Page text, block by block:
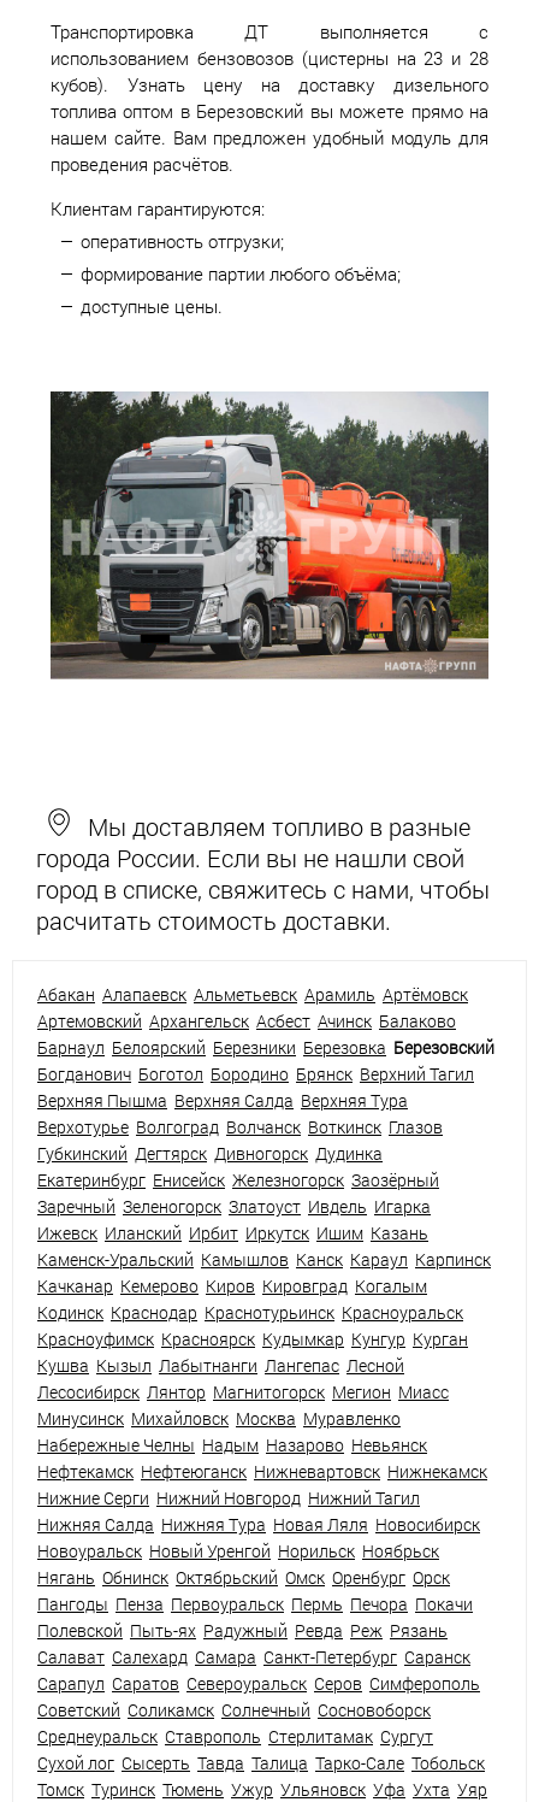
Транспортировка ДТ выполняется с
использованием бензовозов (цистерны на 23 и 28
кубов). Узнать цену на доставку дизельного
топлива оптом в Березовский вы можете прямо на
нашем сайте. Вам предложен удобный модуль для
проведения расчётов.
Клиентам гарантируются:
оперативность отгрузки;
формирование партии любого объёма;
доступные цены.
Мы доставляем топливо в разные
города России. Если вы не нашли свой
город в списке, свяжитесь с нами, чтобы
расчитать стоимость доставки.
Абакан Алапаевск Альметьевск Арамиль Артёмовск
Артемовский Архангельск Асбест Ачинск Балаково
Барнаул Белоярский Березники Березовка Березовский
Богданович Боготол Бородино Брянск Верхний Тагил
Верхняя Пышма Верхняя Салда Верхняя Тура
Верхотурье Волгоград Волчанск Воткинск Глазов
Губкинский Дегтярск Дивногорск Дудинка
Екатеринбург Енисейск Железногорск Заозёрный
Заречный Зеленогорск Златоуст Ивдель Игарка
Ижевск Иланский Ирбит Иркутск Ишим Казань
Каменск-Уральский Камышлов Канск Караул Карпинск
Качканар Кемерово Киров Кировград Когалым
Кодинск Краснодар Краснотурьинск Красноуральск
Красноуфимск Красноярск Кудымкар Кунгур Курган
Кушва Кызыл Лабытнанги Лангепас Лесной
Лесосибирск Лянтор Магнитогорск Мегион Миасс
Минусинск Михайловск Москва Муравленко
Набережные Челны Надым Назарово Невьянск
Нефтекамск Нефтеюганск Нижневартовск Нижнекамск
Нижние Серги Нижний Новгород Нижний Тагил
Нижняя Салда Нижняя Тура Новая Ляля Новосибирск
Новоуральск Новый Уренгой Норильск Ноябрьск
Нягань Обнинск Октябрьский Омск Оренбург Орск
Пангоды Пенза Первоуральск Пермь Печора Покачи
Полевской Пыть-ях Радужный Ревда Реж Рязань
Салават Салехард Самара Санкт-Петербург Саранск
Сарапул Саратов Североуральск Серов Симферополь
Советский Соликамск Солнечный Сосновоборск
Среднеуральск Ставрополь Стерлитамак Сургут
Сухой лог Сысерть Тавда Талица Тарко-Сале Тобольск
Томск Туринск Тюмень Ужур Ульяновск Уфа Ухта Уяр